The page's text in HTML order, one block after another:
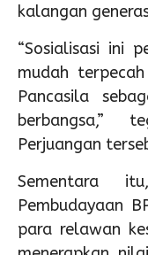
kalangan
“Sosialisasi ini
mudah
Pancasila
berbangsa,”
Perjuangan
Sementara
Pembudayaan
para relawan